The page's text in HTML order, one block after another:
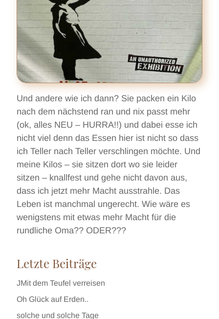
Und andere wie ich dann? Sie packen ein Kilo
nach dem nächstend ran und nix passt mehr
(ok, alles NEU – HURRA!!) und dabei esse ich
nicht viel denn das Essen hier ist nicht so dass
ich Teller nach Teller verschlingen möchte. Und
meine Kilos – sie sitzen dort wo sie leider
sitzen – knallfest und gehe nicht davon aus,
dass ich jetzt mehr Macht ausstrahle. Das
Leben ist manchmal ungerecht. Wie wäre es
wenigstens mit etwas mehr Macht für die
rundliche Oma?? ODER???
Letzte Beiträge
JMit dem Teufel verreisen
Oh Glück auf Erden..
solche und solche Tage